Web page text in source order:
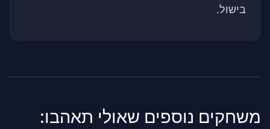
בישול.
משחקים נוספים שאולי תאהבו: